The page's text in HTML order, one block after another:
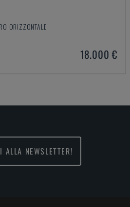
ORIZZONTALE
18.000 €
ALLA NEWSLETTER!